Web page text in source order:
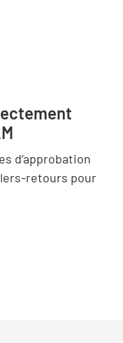
d’approbation
retours pour